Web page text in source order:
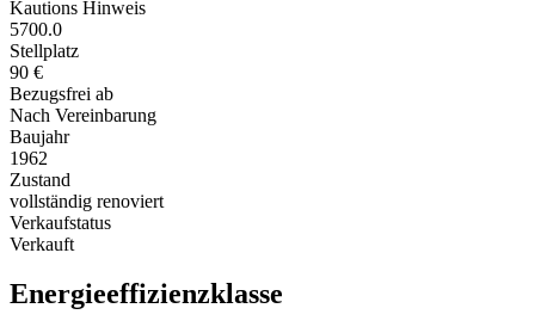
Kautions Hinweis
5700.0
Stellplatz
90 €
Bezugsfrei ab
Nach Vereinbarung
Baujahr
1962
Zustand
vollständig renoviert
Verkaufstatus
Verkauft
Energieeffizienzklasse